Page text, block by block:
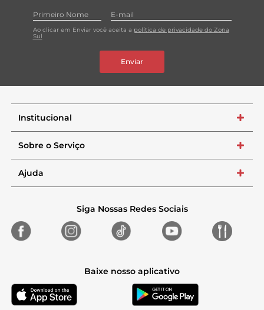
Ao clicar em Enviar você aceita a política de privacidade do Zona
Sul
Enviar
Institucional +
Sobre o Serviço +
Ajuda +
Siga Nossas Redes Sociais
Baixe nosso aplicativo